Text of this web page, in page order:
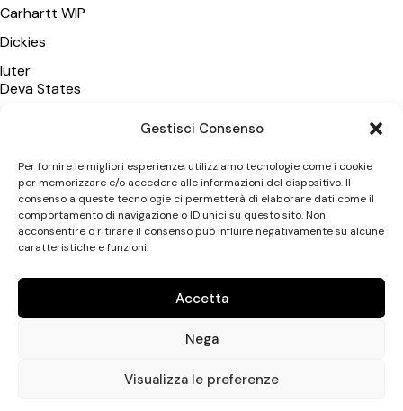
Gestisci Consenso
Per fornire le migliori esperienze, utilizziamo tecnologie come i cookie
per memorizzare e/o accedere alle informazioni del dispositivo. Il
consenso a queste tecnologie ci permetterà di elaborare dati come il
comportamento di navigazione o ID unici su questo sito. Non
acconsentire o ritirare il consenso può influire negativamente su alcune
caratteristiche e funzioni.
Accetta
Nega
Visualizza le preferenze
Carhartt WIP
Dickies
Iuter
Deva States
Vans
New Amsterdam SA
Donna
Uptown Streetshop di Antonio Leonetti © 2026. All rights
reserved. P.IVA 07649650723 – Designed with love by